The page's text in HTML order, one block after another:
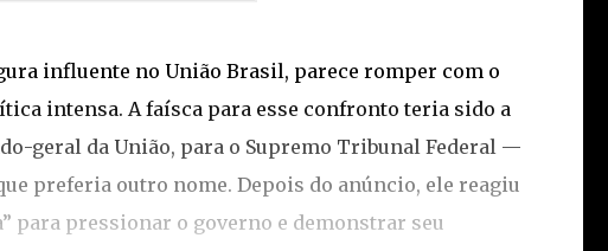
influente no União Brasil, parece romper com o
intensa. A faísca para esse confronto teria sido a
geral da União, para o Supremo Tribunal Federal —
preferia outro nome. Depois do anúncio, ele reagiu
para pressionar o governo e demonstrar seu